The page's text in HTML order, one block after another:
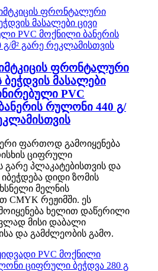
ფრონტალური
ბეჭდვის მასალები
PVC
რულონი 440 გ/
ფართოდ გამოიყენება
ციფრული
გარე პლაკატებისთვის და
დიდი ზომის
მელნის
CMYK რეჟიმში. ეს
ხელით დაწერილი
მისი დაბალი
და გამძლეობის გამო.